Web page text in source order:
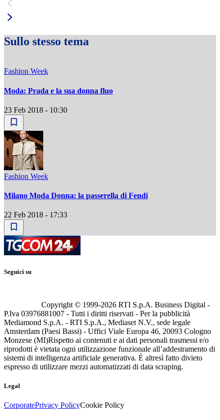
Sullo stesso tema
Fashion Week
Moda: Prada e la sua donna fluo
23 Feb 2018 - 10:30
Fashion Week
Milano Moda Donna: la passerella di Fendi
22 Feb 2018 - 17:33
Seguici su
Copyright © 1999-2026 RTI S.p.A. Business Digital -
P.Iva 03976881007 - Tutti i diritti riservati - Per la pubblicità
Mediamond S.p.A. - RTI S.p.A., Mediaset N.V., sede legale
Amsterdam (Paesi Bassi) - Uffici Viale Europa 46, 20093 Cologno
Monzese (MI)Rispetto ai contenuti e ai dati personali trasmessi e/o
riprodotti è vietata ogni utilizzazione funzionale all’addestramento di
sistemi di intelligenza artificiale generativa. È altresì fatto divieto
espresso di utilizzare mezzi automatizzati di data scraping.
Legal
CorporatePrivacy PolicyCookie Policy